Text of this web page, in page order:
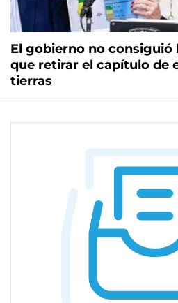
El gobierno no
que retirar el capítulo de
tierras